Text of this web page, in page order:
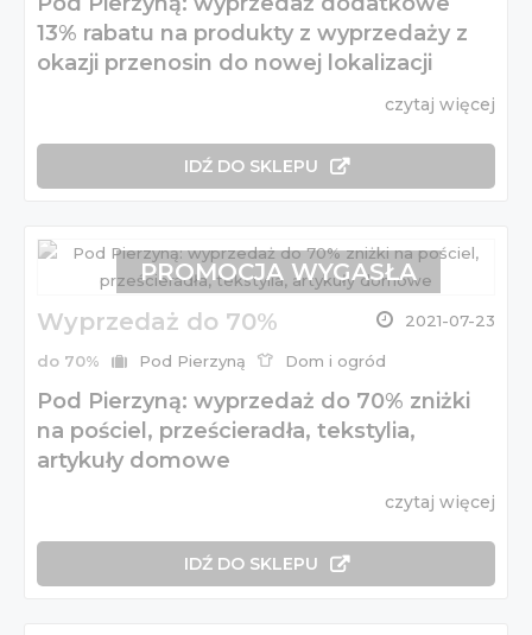
13% rabatu na produkty z wyprzedaży z
okazji przenosin do nowej lokalizacji
czytaj więcej
IDŹ DO SKLEPU
Wyprzedaż do 70% 2021-07-23
do 70% Pod Pierzyną Dom i ogród
Pod Pierzyną: wyprzedaż do 70% zniżki
na pościel, prześcieradła, tekstylia,
artykuły domowe
czytaj więcej
IDŹ DO SKLEPU
PROMOCJA WYGASŁA